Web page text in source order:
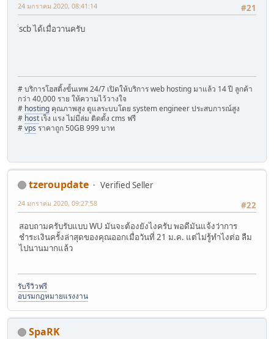
#21
24 มกราคม 2020, 08:41:14
ิิscb ได้เมื่อวานครับ
# บริการโฮสติ้งขั้นเทพ 24/7 เปิดให้บริการ web hosting มาแล้ว 14 ปี ลูกค้า
กว่า 40,000 ราย ให้ความไว้วางใจ
# hosting คุณภาพสูง ดูแลระบบโดย system engineer ประสบการณ์สูง
# host เร็ง แรง ไม่มีล่ม ติดตั้ง cms ฟรี
#vps ราคาถูก 50GB 999 บาท
tzeroupdate
Verified Seller
#22
24 มกราคม 2020, 09:27:58
สอบถามครับรับแบบ WU มันจะต้องยังไงครับ พอดีมันแจ้งว่าการ
ชำระเงินครั้งล่าสุดของคุณออกเมื่อวันที่ 21 ม.ค. แต่ไม่รู้ทำไงต่อ ลืม
ไปนานมากแล้ว
รับรีวิวฟรี
อบรมกฎหมายแรงงาน
SpaRK